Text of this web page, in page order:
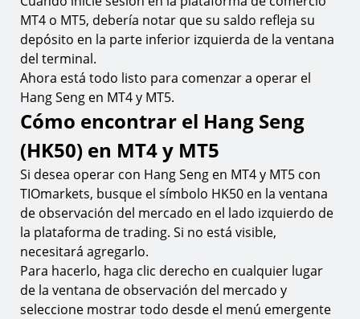
MT4 o MT5, debería notar que su saldo refleja su
depósito en la parte inferior izquierda de la ventana
del terminal.
Ahora está todo listo para comenzar a operar el
Hang Seng en MT4 y MT5.
Cómo encontrar el Hang Seng
(HK50) en MT4 y MT5
Si desea operar con Hang Seng en MT4 y MT5 con
TIOmarkets, busque el símbolo HK50 en la ventana
de observación del mercado en el lado izquierdo de
la plataforma de trading. Si no está visible,
necesitará agregarlo.
Para hacerlo, haga clic derecho en cualquier lugar
de la ventana de observación del mercado y
seleccione mostrar todo desde el menú emergente